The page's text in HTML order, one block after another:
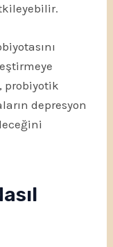
probiyotik
depresyon